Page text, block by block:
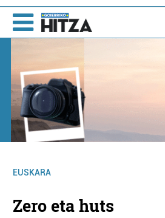
EUSKARA
Zero eta huts